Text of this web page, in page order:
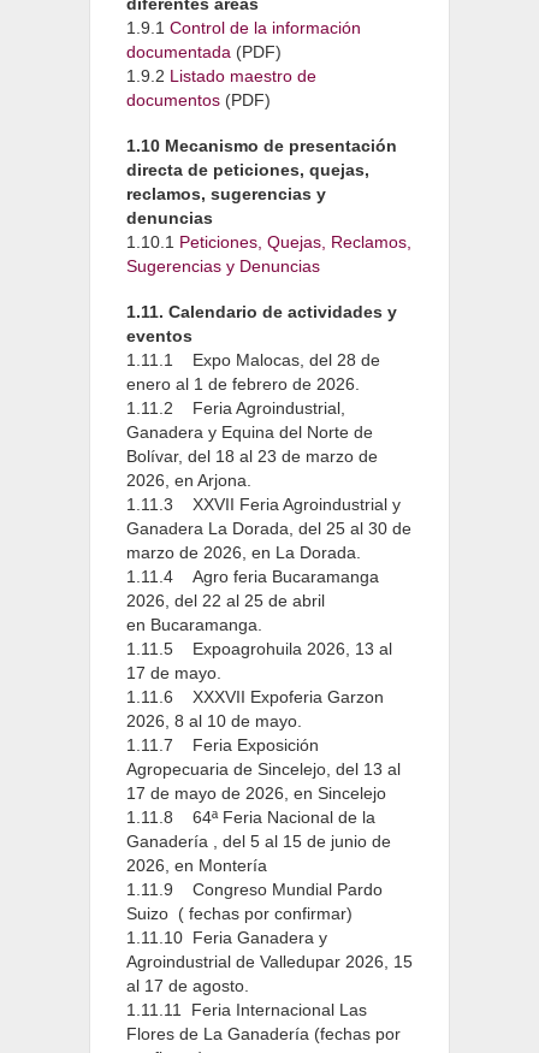
1.9.1 Control de la información
documentada (PDF)
1.9.2 Listado maestro de
documentos (PDF)
1.10 Mecanismo de presentación
directa de peticiones, quejas,
reclamos, sugerencias y
denuncias
1.10.1 Peticiones, Quejas, Reclamos,
Sugerencias y Denuncias
1.11. Calendario de actividades y
eventos
1.11.1 Expo Malocas, del 28 de
enero al 1 de febrero de 2026.
1.11.2 Feria Agroindustrial,
Ganadera y Equina del Norte de
Bolívar, del 18 al 23 de marzo de
2026, en Arjona.
1.11.3 XXVII Feria Agroindustrial y
Ganadera La Dorada, del 25 al 30 de
marzo de 2026, en La Dorada.
1.11.4 Agro feria Bucaramanga
2026, del 22 al 25 de abril
en Bucaramanga.
1.11.5 Expoagrohuila 2026, 13 al
17 de mayo.
1.11.6 XXXVII Expoferia Garzon
2026, 8 al 10 de mayo.
1.11.7 Feria Exposición
Agropecuaria de Sincelejo, del 13 al
17 de mayo de 2026, en Sincelejo
1.11.8 64ª Feria Nacional de la
Ganadería , del 5 al 15 de junio de
2026, en Montería
1.11.9 Congreso Mundial Pardo
Suizo ( fechas por confirmar)
1.11.10 Feria Ganadera y
Agroindustrial de Valledupar 2026, 15
al 17 de agosto.
1.11.11 Feria Internacional Las
Flores de La Ganadería (fechas por